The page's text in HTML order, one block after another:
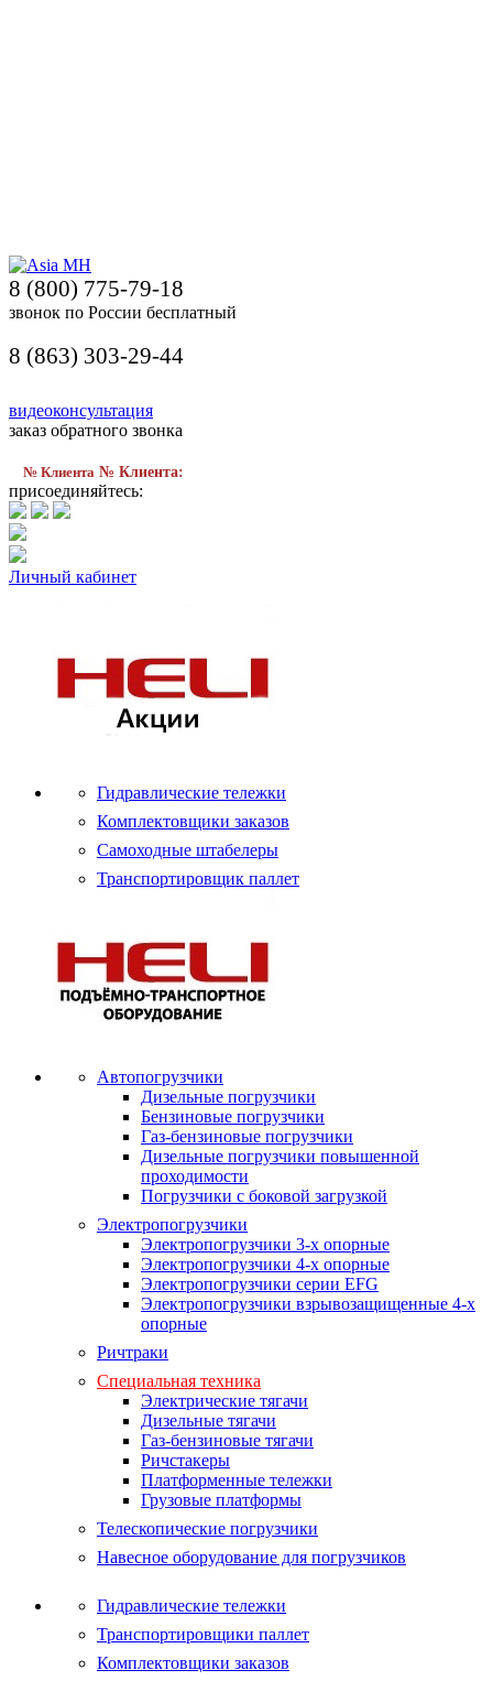
8 (800) 775-79-18
звонок по России бесплатный
8 (863) 303-29-44
видеоконсультация
заказ обратного звонка
№ Клиента № Клиента:
присоединяйтесь:
Личный кабинет
Гидравлические тележки
Комплектовщики заказов
Самоходные штабелеры
Транспортировщик паллет
Автопогрузчики
Дизельные погрузчики
Бензиновые погрузчики
Газ-бензиновые погрузчики
Дизельные погрузчики повышенной
проходимости
Погрузчики с боковой загрузкой
Электропогрузчики
Электропогрузчики 3-х опорные
Электропогрузчики 4-х опорные
Электропогрузчики серии EFG
Электропогрузчики взрывозащищенные 4-х
опорные
Ричтраки
Специальная техника
Электрические тягачи
Дизельные тягачи
Газ-бензиновые тягачи
Ричстакеры
Платформенные тележки
Грузовые платформы
Телескопические погрузчики
Навесное оборудование для погрузчиков
Гидравлические тележки
Транспортировщики паллет
Комплектовщики заказов